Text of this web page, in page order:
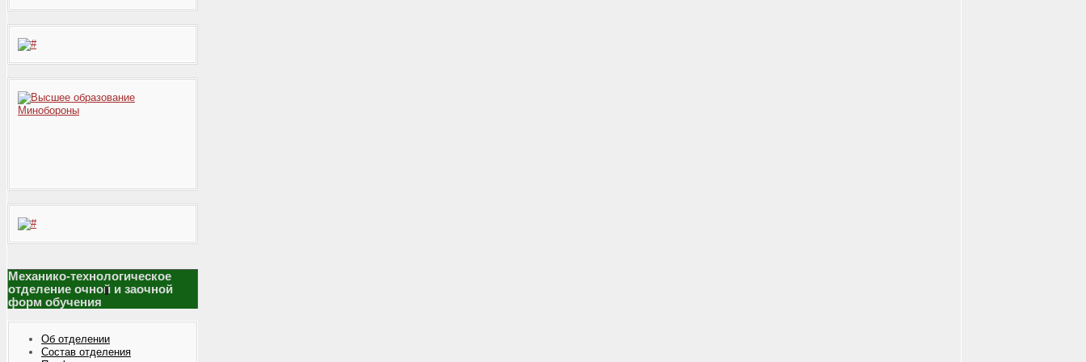
Механико-технологическое
отделение очной и заочной
форм обучения
Об отделении
Состав отделения